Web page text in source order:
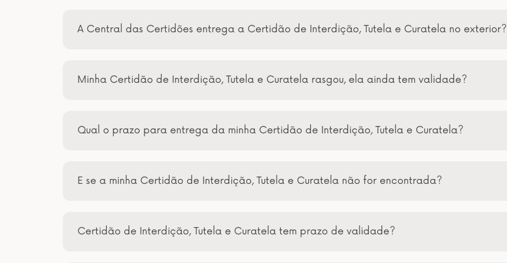
A Central das Certidões entrega a Certidão de Interdição, Tutela e Curatela no exterior?
Minha Certidão de Interdição, Tutela e Curatela rasgou, ela ainda tem validade?
Qual o prazo para entrega da minha Certidão de Interdição, Tutela e Curatela?
E se a minha Certidão de Interdição, Tutela e Curatela não for encontrada?
Certidão de Interdição, Tutela e Curatela tem prazo de validade?